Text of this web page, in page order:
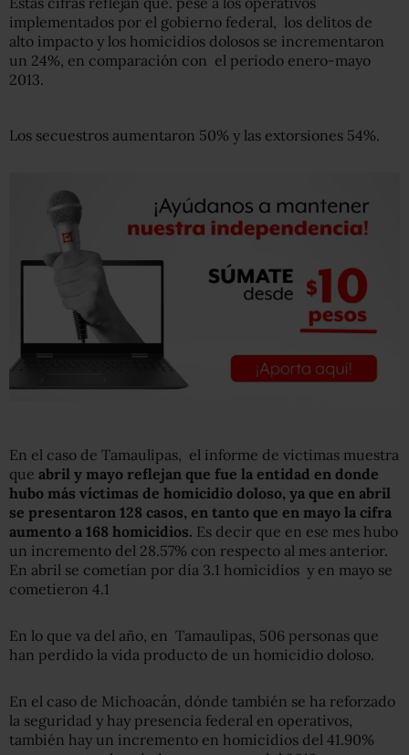
implementados por el gobierno federal, los delitos de
alto impacto y los homicidios dolosos se incrementaron
un 24%, en comparación con el periodo enero-mayo
2013.
Los secuestros aumentaron 50% y las extorsiones 54%.
En el caso de Tamaulipas, el informe de víctimas muestra
que abril y mayo reflejan que fue la entidad en donde
hubo más víctimas de homicidio doloso, ya que en abril
se presentaron 128 casos, en tanto que en mayo la cifra
aumento a 168 homicidios. Es decir que en ese mes hubo
un incremento del 28.57% con respecto al mes anterior.
En abril se cometían por día 3.1 homicidios y en mayo se
cometieron 4.1
En lo que va del año, en Tamaulipas, 506 personas que
han perdido la vida producto de un homicidio doloso.
En el caso de Michoacán, dónde también se ha reforzado
la seguridad y hay presencia federal en operativos,
también hay un incremento en homicidios del 41.90%